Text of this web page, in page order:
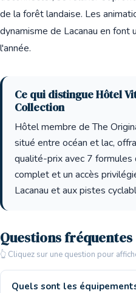
de la forêt landaise. Les
dynamisme de Lacanau en
l'année.
Ce qui distingue Hôtel
Collection
Hôtel membre de The
situé entre océan et lac,
qualité-prix avec 7
complet et un accès
Lacanau et aux pistes
Questions fréquentes
👆 Cliquez sur une question pour
Quels sont les